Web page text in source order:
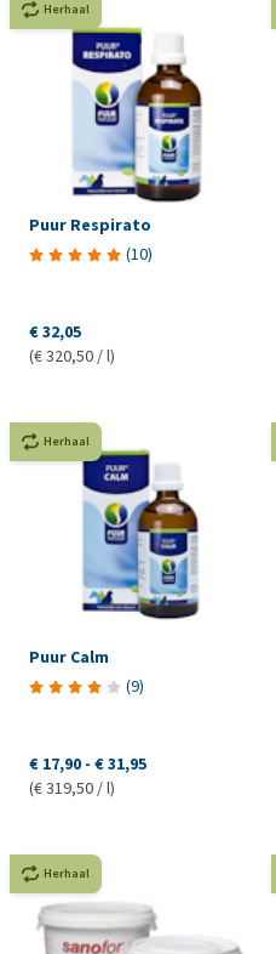
Herhaal
Puur Respirato
(10)
€ 32,05
(€ 320,50 / l)
Herhaal
Puur Calm
(9)
€ 17,90 - € 31,95
(€ 319,50 / l)
Herhaal